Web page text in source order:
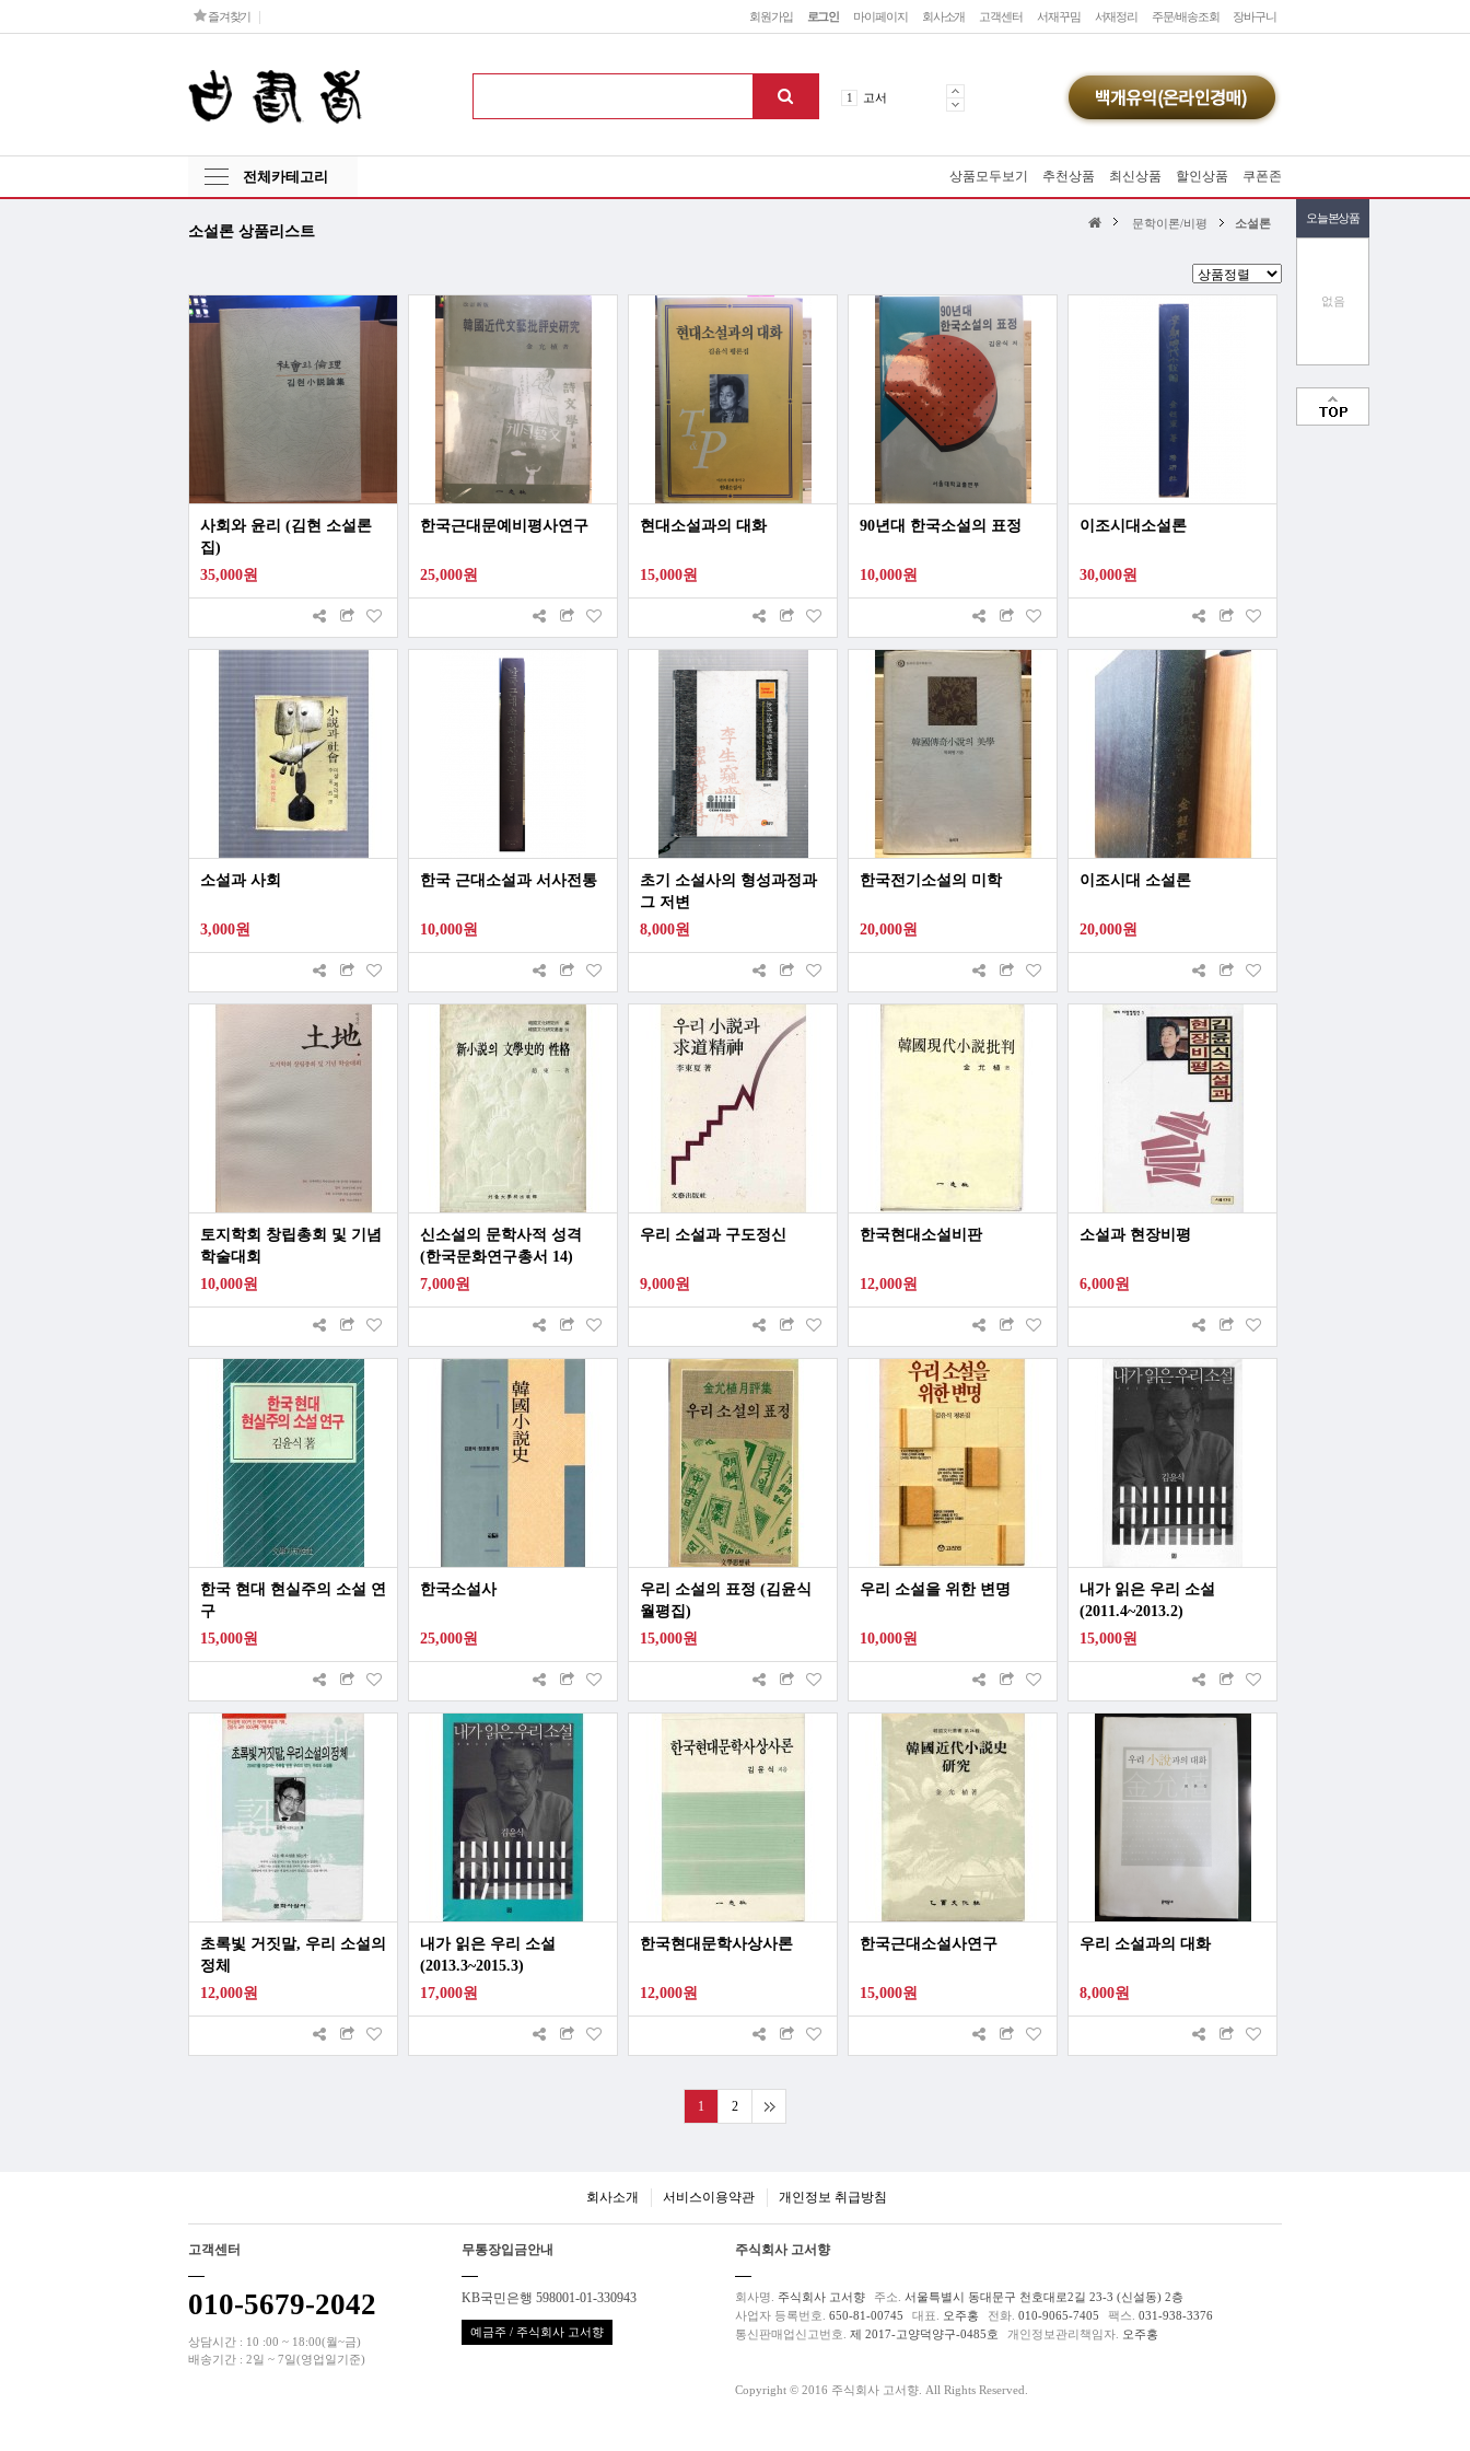
회원가입 로그인 마이페이지 회사소개 고객센터 서재꾸밈 서재정리 주문/배송조회 장바구니
즐겨찾기
1 고서
전체카테고리 상품모두보기 추천상품 최신상품 할인상품 쿠폰존
소설론 상품리스트
오늘본상품
없음
맨위로
문학이론/비평 소설론
사회와 윤리 (김현 소설론
집)
35,000원
한국근대문예비평사연구
25,000원
현대소설과의 대화
15,000원
90년대 한국소설의 표정
10,000원
이조시대소설론
30,000원
소설과 사회
3,000원
한국 근대소설과 서사전통
10,000원
초기 소설사의 형성과정과
그 저변
8,000원
한국전기소설의 미학
20,000원
이조시대 소설론
20,000원
토지학회 창립총회 및 기념
학술대회
10,000원
신소설의 문학사적 성격
(한국문화연구총서 14)
7,000원
우리 소설과 구도정신
9,000원
한국현대소설비판
12,000원
소설과 현장비평
6,000원
한국 현대 현실주의 소설 연
구
15,000원
한국소설사
25,000원
우리 소설의 표정 (김윤식
월평집)
15,000원
우리 소설을 위한 변명
10,000원
내가 읽은 우리 소설
(2011.4~2013.2)
15,000원
초록빛 거짓말, 우리 소설의
정체
12,000원
내가 읽은 우리 소설
(2013.3~2015.3)
17,000원
한국현대문학사상사론
12,000원
한국근대소설사연구
15,000원
우리 소설과의 대화
8,000원
1 2
회사소개 서비스이용약관 개인정보 취급방침
고객센터
010-5679-2042
상담시간 : 10 :00 ~ 18:00(월~금)
배송기간 : 2일 ~ 7일(영업일기준)
무통장입금안내
KB국민은행 598001-01-330943
예금주 / 주식회사 고서향
주식회사 고서향
회사명. 주식회사 고서향 주소. 서울특별시 동대문구 천호대로2길 23-3 (신설동) 2층
사업자 등록번호. 650-81-00745 대표. 오주홍 전화. 010-9065-7405 팩스. 031-938-3376
통신판매업신고번호. 제 2017-고양덕양구-0485호 개인정보관리책임자. 오주홍
Copyright © 2016 주식회사 고서향. All Rights Reserved.